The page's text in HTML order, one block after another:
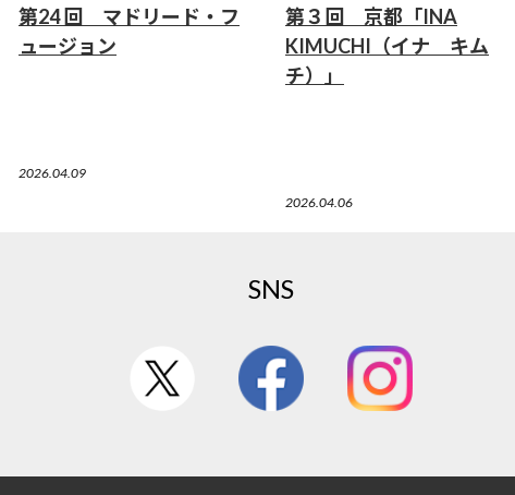
第24 回 マドリード・フ
ュージョン
2026.04.09
第３回 京都「INA
KIMUCHI（イナ キム
チ）」
2026.04.06
SNS